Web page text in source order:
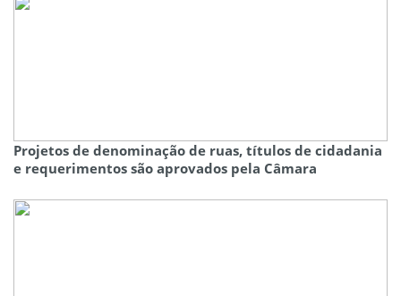
Projetos de denominação de ruas, títulos de cidadania
e requerimentos são aprovados pela Câmara